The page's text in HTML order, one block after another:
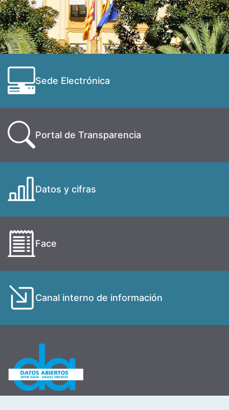
Sede Electrónica
Portal de Transparencia
Datos y cifras
Face
Canal interno de información